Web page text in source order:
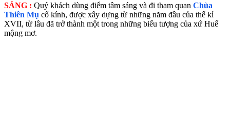
SÁNG : Quý khách dùng điểm tâm sáng và đi tham quan Chùa
Thiên Mụ cổ kính, được xây dựng từ những năm đầu của thế kỉ
XVII, từ lâu đã trở thành một trong những biểu tượng của xứ Huế
mộng mơ.